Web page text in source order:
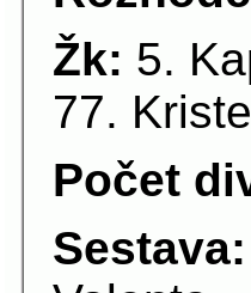
Žk: 5.
77.
Počet
Sestava: